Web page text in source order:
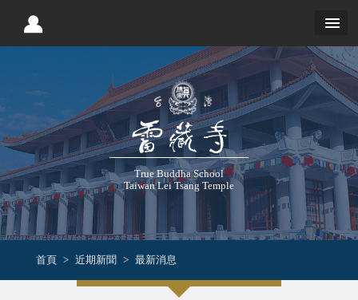
True Buddha School
Taiwan Lei Tsang Temple
首頁 近期新聞 最新消息